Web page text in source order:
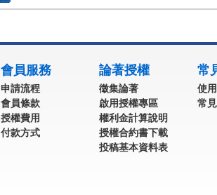
會員服務
申請流程
會員條款
授權費用
付款方式
論著授權
徵集論著
啟用授權專區
權利金計算說明
授權合約書下載
投稿基本資料表
常
使
常